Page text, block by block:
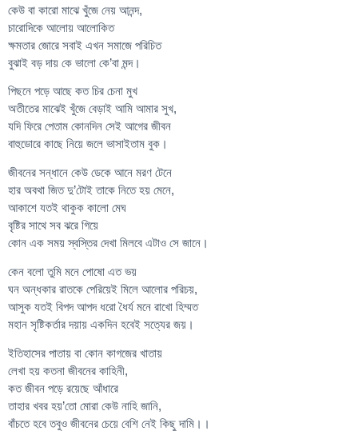
কেউ বা কারো মাঝে খুঁজে নেয় আনন্দ,
চারোদিকে আলোয় আলোকিত
ক্ষমতার জোরে সবাই এখন সমাজে পরিচিত
বুঝাই বড় দায় কে ভালো কে’বা মন্দ।
পিছনে পড়ে আছে কত চির চেনা মুখ
অতীতের মাঝেই খুঁজে বেড়াই আমি আমার সুখ,
যদি ফিরে পেতাম কোনদিন সেই আগের জীবন
বাহুডোরে কাছে নিয়ে জলে ভাসাইতাম বুক।
জীবনের সন্ধানে কেউ ডেকে আনে মরণ টেনে
হার অবথা জিত দু’টোই তাকে নিতে হয় মেনে,
আকাশে যতই থাকুক কালো মেঘ
বৃষ্টির সাথে সব ঝরে গিয়ে
কোন এক সময় স্বস্তির দেখা মিলবে এটাও সে জানে।
কেন বলো তুমি মনে পোষো এত ভয়
ঘন অন্ধকার রাতকে পেরিয়েই মিলে আলোর পরিচয়,
আসুক যতই বিপদ আপদ ধরো ধৈর্য মনে রাখো হিম্মত
মহান সৃষ্টিকর্তার দয়ায় একদিন হবেই সত্যের জয়।
ইতিহাসের পাতায় বা কোন কাগজের খাতায়
লেখা হয় কতনা জীবনের কাহিনী,
কত জীবন পড়ে রয়েছে আঁধারে
তাহার খবর হয়’তো মোরা কেউ নাহি জানি,
বাঁচতে হবে তবুও জীবনের চেয়ে বেশি নেই কিছু দামি।।